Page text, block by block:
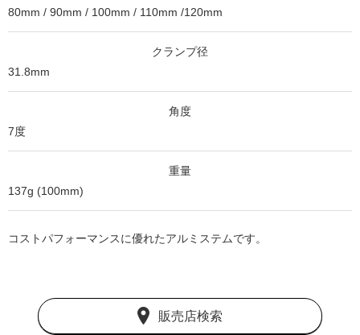
80mm / 90mm / 100mm / 110mm /120mm
クランプ径
31.8mm
角度
7度
重量
137g (100mm)
コストパフォーマンスに優れたアルミステムです。
販売店検索